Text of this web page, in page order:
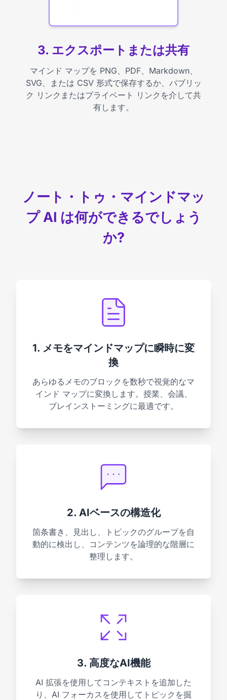
3. エクスポートまたは共有
マインド マップを PNG、PDF、Markdown、
SVG、または CSV 形式で保存するか、パブリッ
ク リンクまたはプライベート リンクを介して共
有します。
ノート・トゥ・マインドマッ
プ AI は何ができるでしょう
か?
1. メモをマインドマップに瞬時に変
換
あらゆるメモのブロックを数秒で視覚的なマ
インド マップに変換します。授業、会議、
ブレインストーミングに最適です。
2. AIベースの構造化
箇条書き、見出し、トピックのグループを自
動的に検出し、コンテンツを論理的な階層に
整理します。
3. 高度なAI機能
AI 拡張を使用してコンテキストを追加した
り、AI フォーカスを使用してトピックを掘